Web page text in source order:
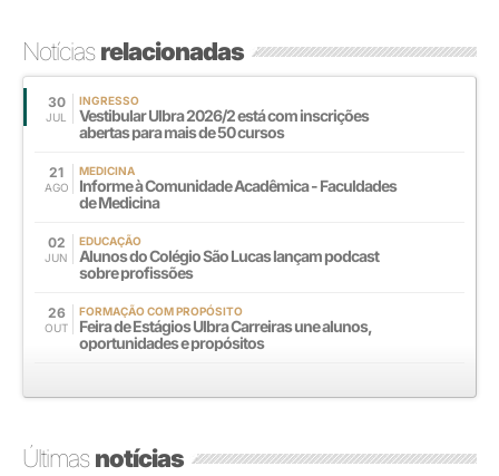
Notíciasrelacionadas
30
JUL
INGRESSO
Vestibular Ulbra 2026/2 está com inscrições
abertas para mais de 50 cursos
21
AGO
MEDICINA
Informe à Comunidade Acadêmica - Faculdades
de Medicina
02
JUN
EDUCAÇÃO
Alunos do Colégio São Lucas lançam podcast
sobre profissões
26
OUT
FORMAÇÃO COM PROPÓSITO
Feira de Estágios Ulbra Carreiras une alunos,
oportunidades e propósitos
Últimasnotícias